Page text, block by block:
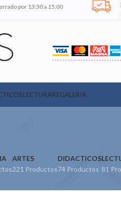
por 13:30 a 15:00
LECTURAREGALERIA
ARTES
221 Productos
DIDACTICOS
74 Productos 81